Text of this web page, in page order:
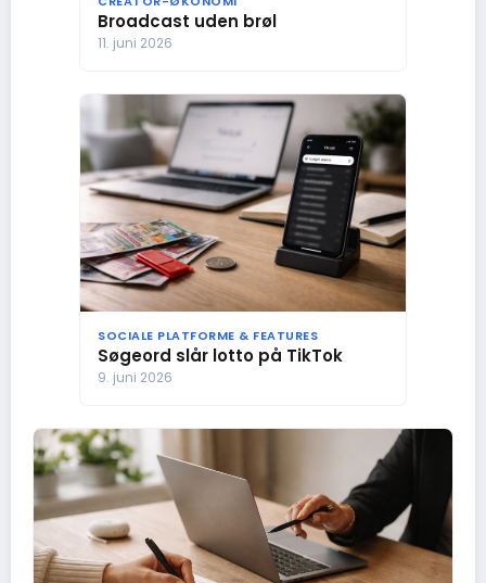
Broadcast uden brøl
11. juni 2026
SOCIALE PLATFORME & FEATURES
Søgeord slår lotto på TikTok
9. juni 2026